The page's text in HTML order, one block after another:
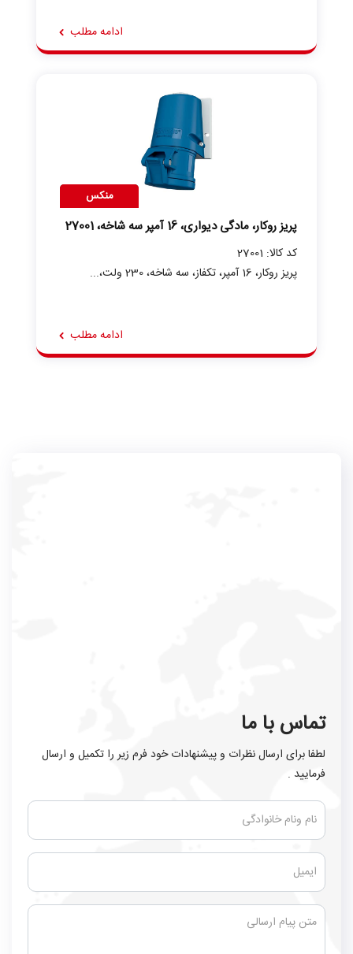
ادامه مطلب
منکس
پریز روکار، مادگی دیواری، 16 آمپر سه شاخه، 27001
کد کالا: 27001
پریز روکار، 16 آمپر، تکفاز، سه شاخه، 230 ولت،...
ادامه مطلب
تماس با ما
لطفا برای ارسال نظرات و پیشنهادات خود فرم زیر را تکمیل و ارسال
فرمایید .